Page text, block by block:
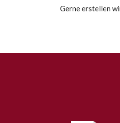
Gerne erstellen